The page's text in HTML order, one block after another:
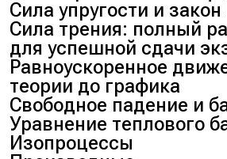
Сила упругости и закон
Сила трения: полный
для успешной сдачи
Равноускоренное
теории до графика
Свободное падение и
Уравнение теплового
Изопроцессы